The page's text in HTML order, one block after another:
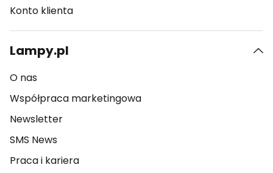
Konto klienta
Lampy.pl
O nas
Współpraca marketingowa
Newsletter
SMS News
Praca i kariera